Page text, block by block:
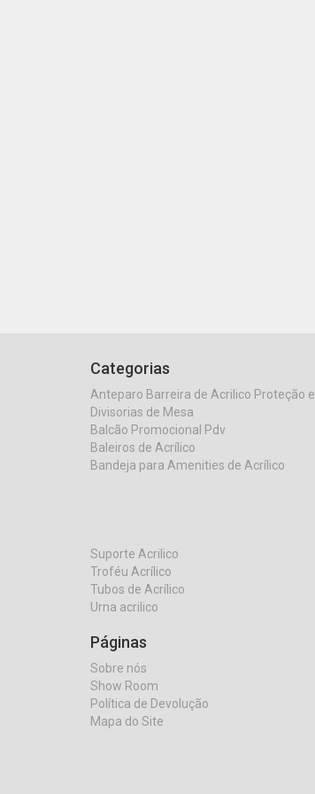
Categorias
Anteparo Barreira de Acrilico Proteção e
Divisorias de Mesa
Balcão Promocional Pdv
Baleiros de Acrílico
Bandeja para Amenities de Acrílico
Suporte Acrilico
Troféu Acrílico
Tubos de Acrílico
Urna acrilico
Páginas
Sobre nós
Show Room
Política de Devolução
Mapa do Site